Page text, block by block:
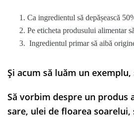
Ca ingredientul să depășească
Pe eticheta produsului alimentar
Ingredientul primar să aibă
Și acum să luăm un
Să vorbim despre un produs
sare, ulei de floarea